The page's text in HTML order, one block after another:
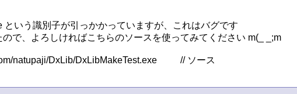
という識別子が引っかかっていますが、これはバグです
で、よろしければこちらのソースを使ってみてください m(_ _;m
http://homepage2.nifty.com/natupaji/DxLib/DxLibMakeTest.exe		// ソース